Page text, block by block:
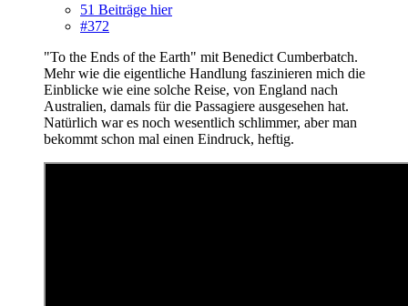
51 Beiträge hier
#372
"To the Ends of the Earth" mit Benedict Cumberbatch.
Mehr wie die eigentliche Handlung faszinieren mich die
Einblicke wie eine solche Reise, von England nach
Australien, damals für die Passagiere ausgesehen hat.
Natürlich war es noch wesentlich schlimmer, aber man
bekommt schon mal einen Eindruck, heftig.